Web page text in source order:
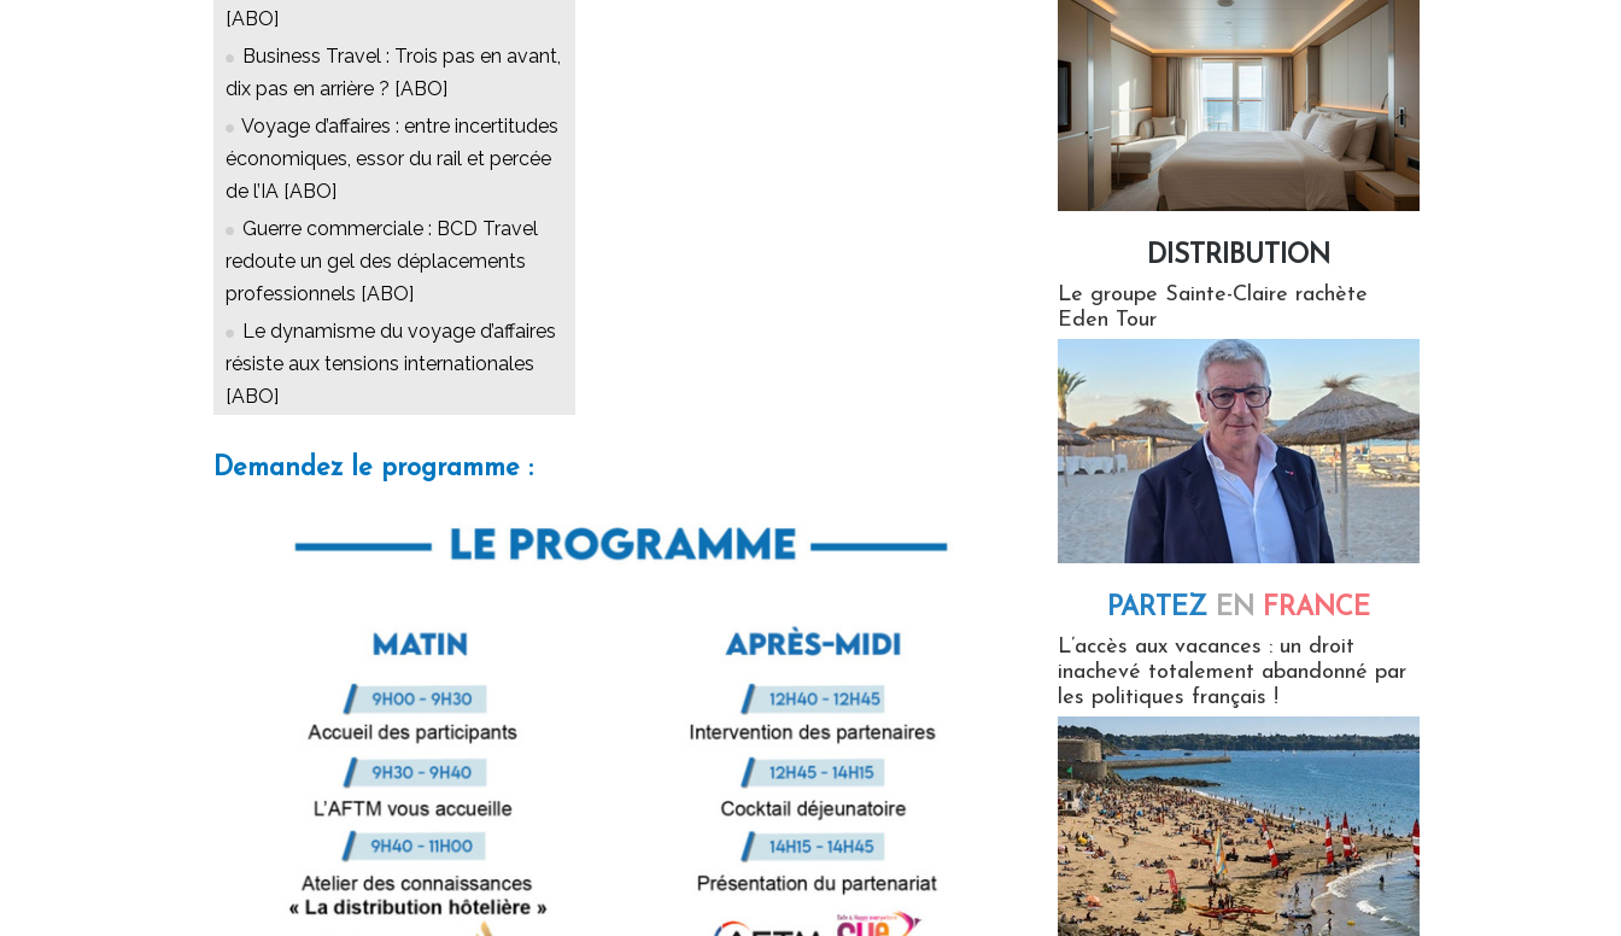
[ABO]
Business Travel : Trois pas en avant,
dix pas en arrière ? [ABO]
Voyage d’affaires : entre incertitudes
économiques, essor du rail et percée
de l’IA [ABO]
Guerre commerciale : BCD Travel
redoute un gel des déplacements
professionnels [ABO]
Le dynamisme du voyage d’affaires
résiste aux tensions internationales
[ABO]
Demandez le programme :
DISTRIBUTION
Le groupe Sainte-Claire rachète
Eden Tour
PARTEZ EN FRANCE
L’accès aux vacances : un droit
inachevé totalement abandonné par
les politiques français !